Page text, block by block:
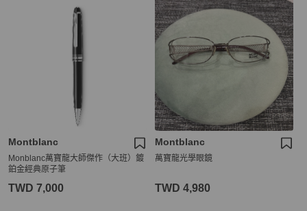
Montblanc
Monblanc萬寶龍大師傑作（大班）鍍
鉑金經典原子筆
TWD 7,000
Montblanc
萬寶龍光學眼鏡
TWD 4,980